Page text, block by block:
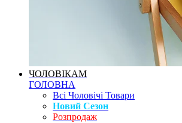
ЧОЛОВІКАМ
ГОЛОВНА
Всі Чоловічі Товари
Новий Сезон
Розпродаж